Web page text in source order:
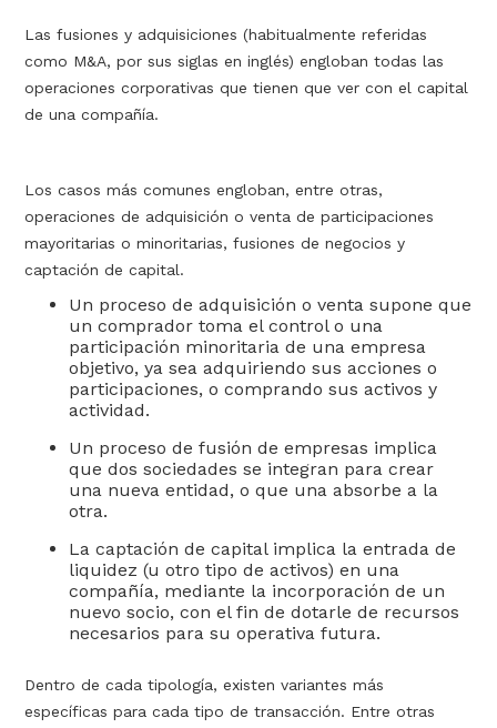
Las fusiones y adquisiciones (habitualmente referidas
como M&A, por sus siglas en inglés) engloban todas las
operaciones corporativas que tienen que ver con el capital
de una compañía.
Los casos más comunes engloban, entre otras,
operaciones de adquisición o venta de participaciones
mayoritarias o minoritarias, fusiones de negocios y
captación de capital.
Un proceso de adquisición o venta supone que
un comprador toma el control o una
participación minoritaria de una empresa
objetivo, ya sea adquiriendo sus acciones o
participaciones, o comprando sus activos y
actividad.
Un proceso de fusión de empresas implica
que dos sociedades se integran para crear
una nueva entidad, o que una absorbe a la
otra.
La captación de capital implica la entrada de
liquidez (u otro tipo de activos) en una
compañía, mediante la incorporación de un
nuevo socio, con el fin de dotarle de recursos
necesarios para su operativa futura.
Dentro de cada tipología, existen variantes más
específicas para cada tipo de transacción. Entre otras